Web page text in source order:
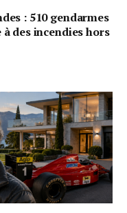
: 510 gendarmes
des incendies hors